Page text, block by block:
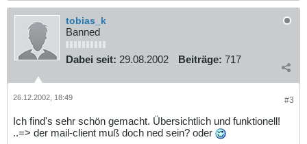
tobias_k
Banned
Dabei seit: 29.08.2002 Beiträge: 717
#3
26.12.2002, 18:49
Ich find's sehr schön gemacht. Übersichtlich und funktionell!
..=> der mail-client muß doch ned sein? oder